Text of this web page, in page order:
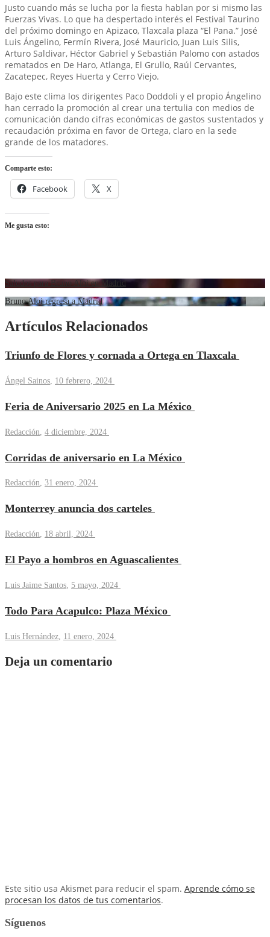
Justo cuando más se lucha por la fiesta hablan por si mismo las
Fuerzas Vivas. Lo que ha despertado interés el Festival Taurino
del próximo domingo en Apizaco, Tlaxcala plaza “El Pana.” José
Luis Ángelino, Fermín Rivera, José Mauricio, Juan Luis Silis,
Arturo Saldivar, Héctor Gabriel y Sebastián Palomo con astados
rematados en De Haro, Atlanga, El Grullo, Raúl Cervantes,
Zacatepec, Reyes Huerta y Cerro Viejo.
Bajo este clima los dirigentes Paco Doddoli y el propio Ángelino
han cerrado la promoción al crear una tertulia con medios de
comunicación dando cifras económicas de gastos sustentados y
recaudación próxima en favor de Ortega, claro en la sede
grande de los matadores.
Comparte esto:
Facebook X
Me gusta esto:
Saludos para Bruno Aloi en Madrid
Bruno Aloi regresa a Madrid
Artículos Relacionados
Triunfo de Flores y cornada a Ortega en Tlaxcala
Ángel Sainos 10 febrero, 2024
Feria de Aniversario 2025 en La México
Redacción 4 diciembre, 2024
Corridas de aniversario en La México
Redacción, 31 enero, 2024
Monterrey anuncia dos carteles
Redacción, 18 abril, 2024
El Payo a hombros en Aguascalientes
Luis Jaime Santos, 5 mayo, 2024
Todo Para Acapulco: Plaza México
Luis Hernández, 11 enero, 2024
Deja un comentario
Este sitio usa Akismet para reducir el spam. Aprende cómo se
procesan los datos de tus comentarios.
Síguenos